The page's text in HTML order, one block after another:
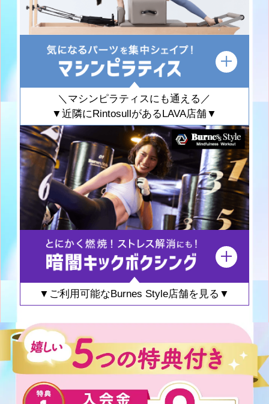
＼マシンピラティスにも通える／
▼近隣にRintosullがあるLAVA店舗▼
▼ご利用可能なBurnes Style店舗を見る▼